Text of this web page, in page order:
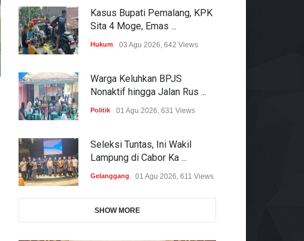
Kasus Bupati Pemalang, KPK
Sita 4 Moge, Emas ...
Hukum 03 Agu 2026, 642 Views
Warga Keluhkan BPJS
Nonaktif hingga Jalan Rus ...
Politik 01 Agu 2026, 631 Views
Seleksi Tuntas, Ini Wakil
Lampung di Cabor Ka ...
Gelanggang 01 Agu 2026, 611 Views
SHOW MORE